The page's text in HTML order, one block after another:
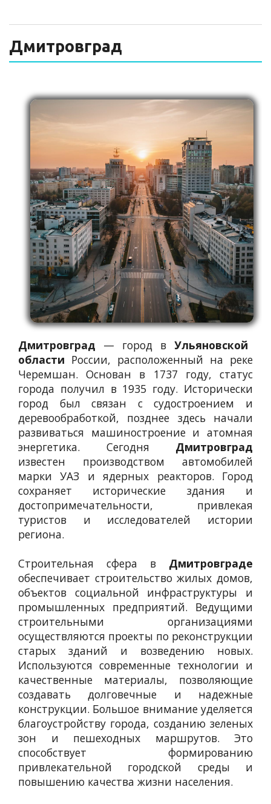
СТРОИТЕЛЬНЫЙ АУДИТ
НОРМАТИВНЫЕ ДОКУМЕНТЫ
О НАС
ПРЕССА
РЕЕСТРЫ
Дмитровград
Дмитровград — город в Ульяновской
области России, расположенный на реке
Черемшан. Основан в 1737 году, статус
города получил в 1935 году. Исторически
город был связан с судостроением и
деревообработкой, позднее здесь начали
развиваться машиностроение и атомная
энергетика. Сегодня Дмитровград
известен производством автомобилей
марки УАЗ и ядерных реакторов. Город
сохраняет исторические здания и
достопримечательности, привлекая
туристов и исследователей истории
региона.
Строительная сфера в Дмитровграде
обеспечивает строительство жилых домов,
объектов социальной инфраструктуры и
промышленных предприятий. Ведущими
строительными организациями
осуществляются проекты по реконструкции
старых зданий и возведению новых.
Используются современные технологии и
качественные материалы, позволяющие
создавать долговечные и надежные
конструкции. Большое внимание уделяется
благоустройству города, созданию зеленых
зон и пешеходных маршрутов. Это
способствует формированию
привлекательной городской среды и
повышению качества жизни населения.